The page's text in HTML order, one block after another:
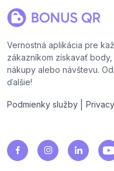
Vernostná aplikácia pre
zákazníkom získavať
nákupy alebo návštevu.
ďalšie!
Podmienky služby